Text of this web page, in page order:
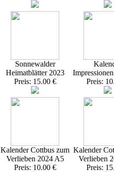
Sonnewalder
Heimatblätter 2023
Preis: 15.00 €
Preis:
Kalender Cottbus zum
Verlieben 2024 A5
Preis: 10.00 €
Kalender
Verlieben
Preis: